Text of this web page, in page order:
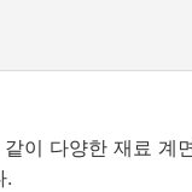
이 다양한 재료 계
.